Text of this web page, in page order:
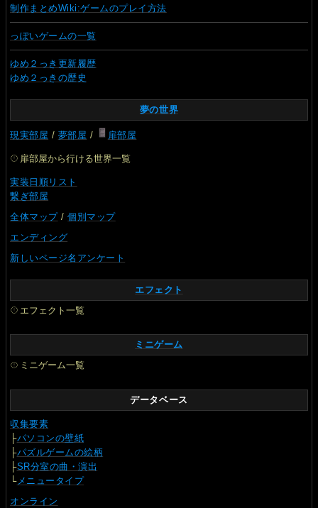
制作まとめWiki:ゲームのプレイ方法
っぽいゲームの一覧
ゆめ２っき更新履歴
ゆめ２っきの歴史
夢の世界
現実部屋 / 夢部屋 / 扉部屋
扉部屋から行ける世界一覧
実装日順リスト
繋ぎ部屋
全体マップ/個別マップ
エンディング
新しいページ名アンケート
エフェクト
エフェクト一覧
ミニゲーム
ミニゲーム一覧
データベース
収集要素
├パソコンの壁紙
├パズルゲームの絵柄
├SR分室の曲・演出
└メニュータイプ
オンライン